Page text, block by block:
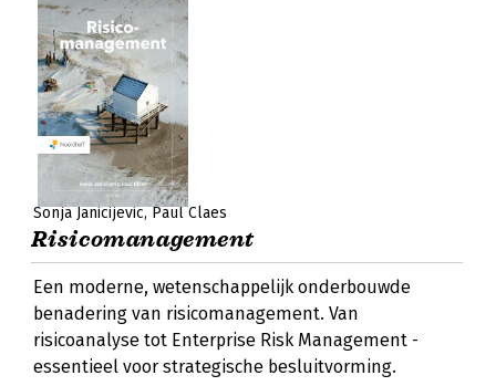
Sonja Janicijevic Paul Claes
Risicomanagement
Een moderne, wetenschappelijk onderbouwde
benadering van risicomanagement. Van
risicoanalyse tot Enterprise Risk Management -
essentieel voor strategische besluitvorming.